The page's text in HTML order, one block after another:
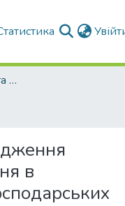
Факультет Економіки та бізнесу
в